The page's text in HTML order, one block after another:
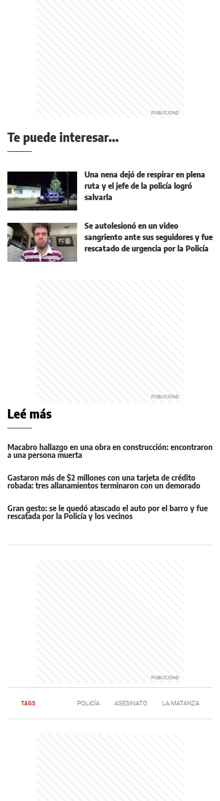
Te puede interesar...
Una nena dejó de respirar en plena
ruta y el jefe de la policía logró
salvarla
Se autolesionó en un video
sangriento ante sus seguidores y fue
rescatado de urgencia por la Policía
Leé más
Macabro hallazgo en una obra en construcción: encontraron
a una persona muerta
Gastaron más de $2 millones con una tarjeta de crédito
robada: tres allanamientos terminaron con un demorado
Gran gesto: se le quedó atascado el auto por el barro y fue
rescatada por la Policía y los vecinos
TAGS POLICÍA ASESINATO LA MATANZA